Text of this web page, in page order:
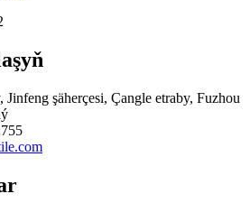
şäherçesi, Çangle etraby, Fuzhou